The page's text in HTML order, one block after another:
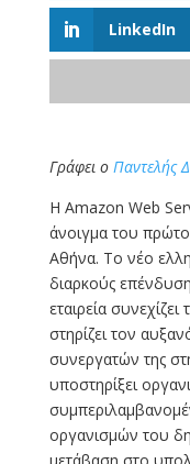
LinkedIn
Γράφει ο Παντελής
Η Amazon Web
άνοιγμα του
Αθήνα. Το νέο
διαρκούς
εταιρεία
στηρίζει τον
συνεργατών της
υποστηρίξει
οργανισμών του